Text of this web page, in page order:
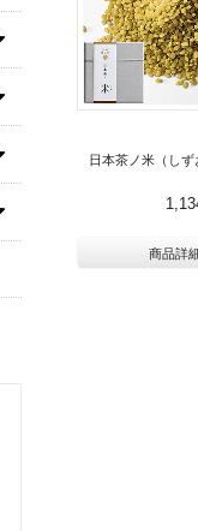
日本茶ノ米（しず
商品詳